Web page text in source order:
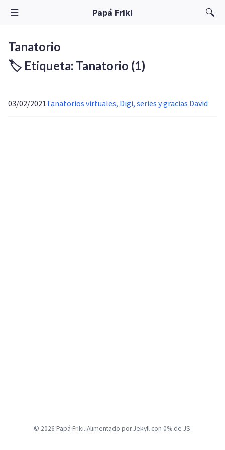
☰ Papá Friki 🔍
Tanatorio
🏷️ Etiqueta: Tanatorio (1)
03/02/2021Tanatorios virtuales, Digi, series y gracias David
© 2026 Papá Friki. Alimentado por Jekyll con 0% de JS.